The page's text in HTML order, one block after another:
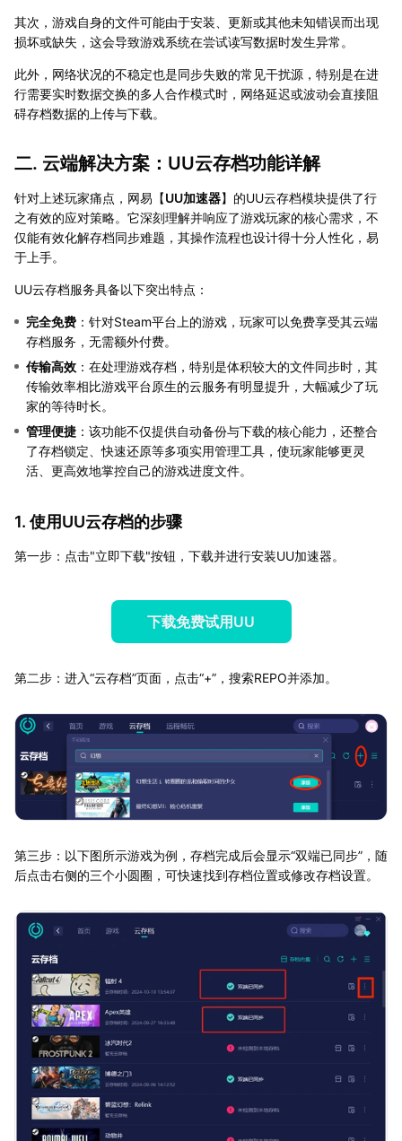
其次，游戏自身的文件可能由于安装、更新或其他未知错误而出现
损坏或缺失，这会导致游戏系统在尝试读写数据时发生异常。
此外，网络状况的不稳定也是同步失败的常见干扰源，特别是在进
行需要实时数据交换的多人合作模式时，网络延迟或波动会直接阻
碍存档数据的上传与下载。
二. 云端解决方案：UU云存档功能详解
针对上述玩家痛点，网易【UU加速器】的UU云存档模块提供了行
之有效的应对策略。它深刻理解并响应了游戏玩家的核心需求，不
仅能有效化解存档同步难题，其操作流程也设计得十分人性化，易
于上手。
UU云存档服务具备以下突出特点：
完全免费 ：针对Steam平台上的游戏，玩家可以免费享受其云端
存档服务，无需额外付费。
传输高效 ：在处理游戏存档，特别是体积较大的文件同步时，其
传输效率相比游戏平台原生的云服务有明显提升，大幅减少了玩
家的等待时长。
管理便捷 ：该功能不仅提供自动备份与下载的核心能力，还整合
了存档锁定、快速还原等多项实用管理工具，使玩家能够更灵
活、更高效地掌控自己的游戏进度文件。
1. 使用UU云存档的步骤
第一步：点击"立即下载"按钮，下载并进行安装UU加速器。
下载免费试用UU
第二步：进入“云存档”页面，点击“+”，搜索REPO并添加。
第三步：以下图所示游戏为例，存档完成后会显示“双端已同步”，随
后点击右侧的三个小圆圈，可快速找到存档位置或修改存档设置。